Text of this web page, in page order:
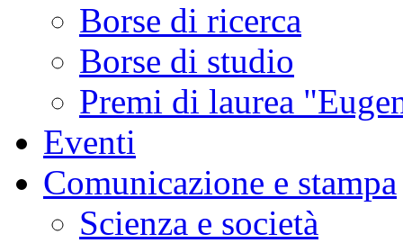
Borse di ricerca
Borse di studio
Premi di laurea
Eventi
Comunicazione e stampa
Scienza e società